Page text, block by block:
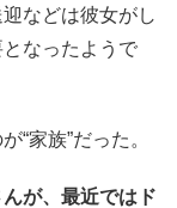
などは彼女がし
なったようで
“家族”だった。
が、最近ではド